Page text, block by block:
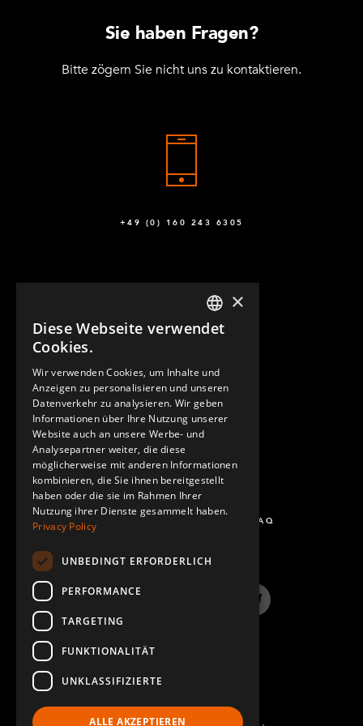
Sie haben Fragen?
Bitte zögern Sie nicht uns zu kontaktieren.
+49 (0) 160 243 6305
KONTAKT
FRAGEN UND ANTWORTEN - FAQ
InstagramTwitter
ENGLISH
×
Diese Webseite verwendet
Cookies.
Wir verwenden Cookies, um Inhalte und
Anzeigen zu personalisieren und unseren
Datenverkehr zu analysieren. Wir geben
Informationen über Ihre Nutzung unserer
Website auch an unsere Werbe- und
Analysepartner weiter, die diese
möglicherweise mit anderen Informationen
kombinieren, die Sie ihnen bereitgestellt
haben oder die sie im Rahmen Ihrer
Nutzung ihrer Dienste gesammelt haben.
Privacy Policy
UNBEDINGT ERFORDERLICH
PERFORMANCE
TARGETING
FUNKTIONALITÄT
UNKLASSIFIZIERTE
ALLE AKZEPTIEREN